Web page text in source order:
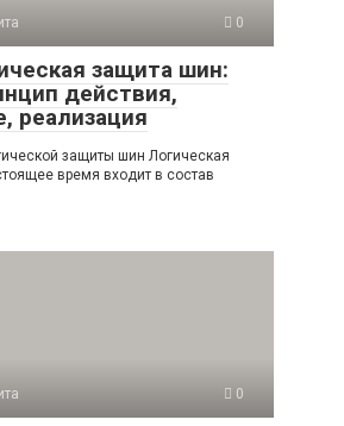
0
защита шин:
действия,
реализация
защиты шин Логическая
время входит в состав
0